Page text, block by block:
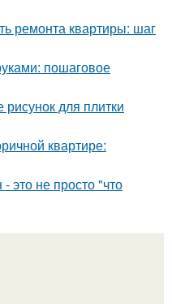
ремонта квартиры: шаг
пошаговое
для плитки
квартире:
это не просто "что